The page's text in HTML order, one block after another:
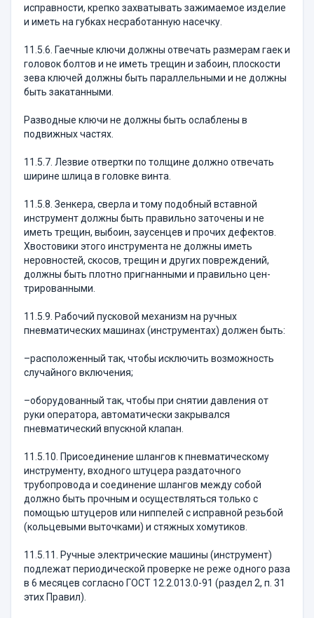
исправности, крепко захватывать зажимаемое изде­лие
и иметь на губках несработанную насечку.
11.5.6. Гаечные ключи должны отвечать разме­рам гаек и
головок болтов и не иметь трещин и забоин, плоскости
зева ключей должны быть парал­лельными и не должны
быть закатанными.
Разводные ключи не должны быть ослаблены в
подвижных частях.
11.5.7. Лезвие отвертки по толщине должно от­вечать
ширине шлица в головке винта.
11.5.8. Зенкера, сверла и тому подобный встав­ной
инструмент должны быть правильно заточены и не
иметь трещин, выбоин, заусенцев и прочих дефектов.
Хвостовики этого инструмента не должны иметь
неровностей, скосов, трещин и других повреждений,
должны быть плотно пригнанными и правильно цен­
трированными.
11.5.9. Рабочий пусковой механизм на ручных
пневматических машинах (инструментах) должен быть:
–расположенный так, чтобы исключить возмож­ность
случайного включения;
–оборудованный так, чтобы при снятии давле­ния от
руки оператора, автоматически закрывался
пневматический впускной клапан.
11.5.10. Присоединение шлангов к пневматичес­кому
инструменту, входного штуцера раздаточного
трубопровода и соединение шлангов между собой
должно быть прочным и осуществляться только с
помощью штуцеров или ниппелей с исправной резь­бой
(кольцевыми выточками) и стяжных хомутиков.
11.5.11. Ручные электрические машины (инстру­мент)
подлежат периодической проверке не реже одно­го раза
в 6 месяцев согласно ГОСТ 12.2.013.0-91 (раздел 2, п. 31
этих Правил).